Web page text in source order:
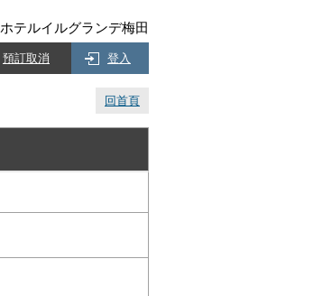
ホテルイルグランデ梅田
預訂取消 登入
回首頁